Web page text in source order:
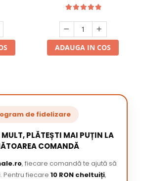
ADAUGA IN COS
de fidelizare
PLĂTEȘTI MAI PUȚIN LA
COMANDĂ
, fiecare comandă te ajută să
Pentru fiecare 10 RON cheltuiți,